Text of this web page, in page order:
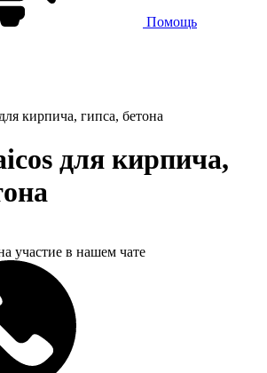
Помощь
кирпича, гипса, бетона
для кирпича,
участие в нашем чате